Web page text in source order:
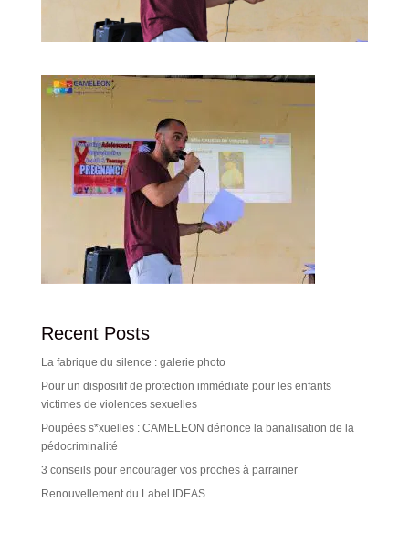
Recent Posts
La fabrique du silence : galerie photo
Pour un dispositif de protection immédiate pour les enfants
victimes de violences sexuelles
Poupées s*xuelles : CAMELEON dénonce la banalisation de la
pédocriminalité
3 conseils pour encourager vos proches à parrainer
Renouvellement du Label IDEAS